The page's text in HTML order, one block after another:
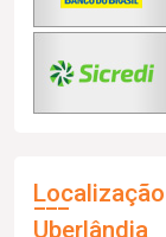
Uberlândia